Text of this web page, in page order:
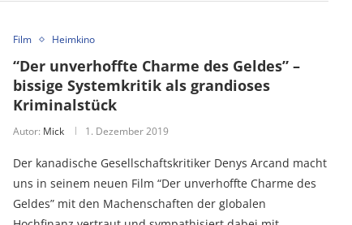
Film Heimkino
“Der unverhoffte Charme des Geldes” –
bissige Systemkritik als grandioses
Kriminalstück
Autor: Mick 1. Dezember 2019
Der kanadische Gesellschaftskritiker Denys Arcand macht
uns in seinem neuen Film “Der unverhoffte Charme des
Geldes” mit den Machenschaften der globalen